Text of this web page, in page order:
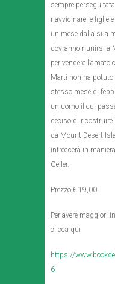
sempre
riavvicinare le figlie
un mese dalla sua
dovranno riunirsi a
per vendere
Marti non ha potuto
stesso mese di
un uomo il cui
deciso di ricostruire
da Mount Desert
intreccerà in
Geller.
Prezzo € 19,00
Per avere maggiori
clicca qui
https://
6